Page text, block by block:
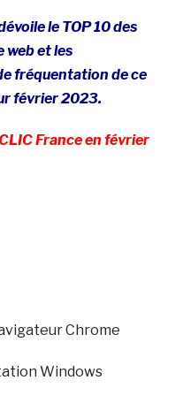
le TOP 10 des
web et les
fréquentation de ce
février 2023.
France en février
Chrome
Windows